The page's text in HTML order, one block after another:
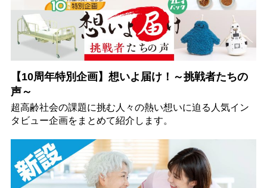
【10周年特別企画】想いよ届け！～挑戦者たちの
声～
超高齢社会の課題に挑む人々の熱い想いに迫る人気イン
タビュー企画をまとめて紹介します。